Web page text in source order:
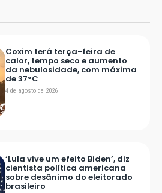
Coxim terá terça-feira de
calor, tempo seco e aumento
da nebulosidade, com máxima
de 37°C
4 de agosto de 2026
‘Lula vive um efeito Biden’, diz
cientista política americana
sobre desânimo do eleitorado
brasileiro